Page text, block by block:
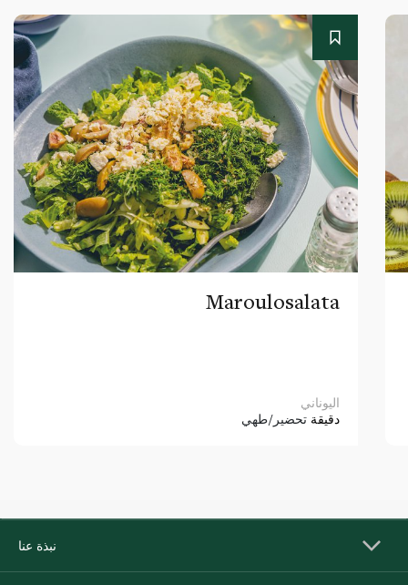
Maroulosalata
اليوناني
دقيقة تحضير/طهي
نبذة عنا